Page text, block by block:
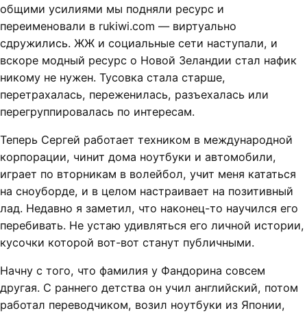
общими усилиями мы подняли ресурс и
переименовали в rukiwi.com — виртуально
сдружились. ЖЖ и социальные сети наступали, и
вскоре модный ресурс о Новой Зеландии стал нафик
никому не нужен. Тусовка стала старше,
перетрахалась, переженилась, разъехалась или
перегруппировалась по интересам.
Теперь Сергей работает техником в международной
корпорации, чинит дома ноутбуки и автомобили,
играет по вторникам в волейбол, учит меня кататься
на сноуборде, и в целом настраивает на позитивный
лад. Недавно я заметил, что наконец-то научился его
перебивать. Не устаю удивляться его личной истории,
кусочки которой вот-вот станут публичными.
Начну с того, что фамилия у Фандорина совсем
другая. С раннего детства он учил английский, потом
работал переводчиком, возил ноутбуки из Японии,